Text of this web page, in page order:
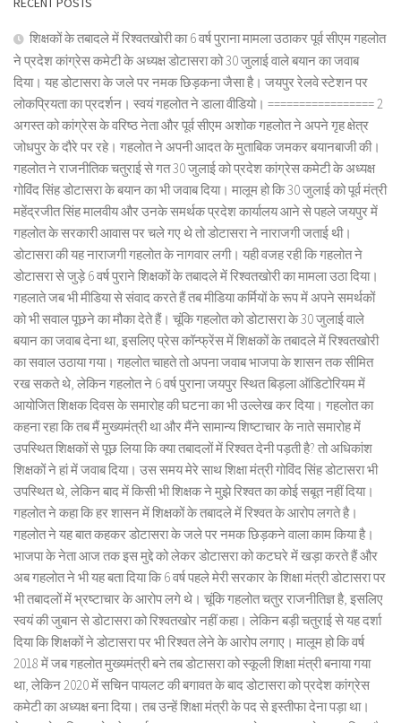
शिक्षकों के तबादले में रिश्वतखोरी का 6 वर्ष पुराना मामला उठाकर पूर्व सीएम गहलोत
ने प्रदेश कांग्रेस कमेटी के अध्यक्ष डोटासरा को 30 जुलाई वाले बयान का जवाब
दिया। यह डोटासरा के जले पर नमक छिड़कना जैसा है। जयपुर रेलवे स्टेशन पर
लोकप्रियता का प्रदर्शन। स्वयं गहलोत ने डाला वीडियो। ================= 2
अगस्त को कांग्रेस के वरिष्ठ नेता और पूर्व सीएम अशोक गहलोत ने अपने गृह क्षेत्र
जोधपुर के दौरे पर रहे। गहलोत ने अपनी आदत के मुताबिक जमकर बयानबाजी की।
गहलोत ने राजनीतिक चतुराई से गत 30 जुलाई को प्रदेश कांग्रेस कमेटी के अध्यक्ष
गोविंद सिंह डोटासरा के बयान का भी जवाब दिया। मालूम हो कि 30 जुलाई को पूर्व मंत्री
महेंद्रजीत सिंह मालवीय और उनके समर्थक प्रदेश कार्यालय आने से पहले जयपुर में
गहलोत के सरकारी आवास पर चले गए थे तो डोटासरा ने नाराजगी जताई थी।
डोटासरा की यह नाराजगी गहलोत के नागवार लगी। यही वजह रही कि गहलोत ने
डोटासरा से जुड़े 6 वर्ष पुराने शिक्षकों के तबादले में रिश्वतखोरी का मामला उठा दिया।
गहलाते जब भी मीडिया से संवाद करते हैं तब मीडिया कर्मियों के रूप में अपने समर्थकों
को भी सवाल पूछने का मौका देते हैं। चूंकि गहलोत को डोटासरा के 30 जुलाई वाले
बयान का जवाब देना था, इसलिए प्रेस कॉन्फ्रेंस में शिक्षकों के तबादले में रिश्वतखोरी
का सवाल उठाया गया। गहलोत चाहते तो अपना जवाब भाजपा के शासन तक सीमित
रख सकते थे, लेकिन गहलोत ने 6 वर्ष पुराना जयपुर स्थित बिड़ला ऑडिटोरियम में
आयोजित शिक्षक दिवस के समारोह की घटना का भी उल्लेख कर दिया। गहलोत का
कहना रहा कि तब मैं मुख्यमंत्री था और मैंने सामान्य शिष्टाचार के नाते समारोह में
उपस्थित शिक्षकों से पूछ लिया कि क्या तबादलों में रिश्वत देनी पड़ती है? तो अधिकांश
शिक्षकों ने हां में जवाब दिया। उस समय मेरे साथ शिक्षा मंत्री गोविंद सिंह डोटासरा भी
उपस्थित थे, लेकिन बाद में किसी भी शिक्षक ने मुझे रिश्वत का कोई सबूत नहीं दिया।
गहलोत ने कहा कि हर शासन में शिक्षकों के तबादले में रिश्वत के आरोप लगते है।
गहलोत ने यह बात कहकर डोटासरा के जले पर नमक छिड़कने वाला काम किया है।
भाजपा के नेता आज तक इस मुद्दे को लेकर डोटासरा को कटघरे में खड़ा करते हैं और
अब गहलोत ने भी यह बता दिया कि 6 वर्ष पहले मेरी सरकार के शिक्षा मंत्री डोटासरा पर
भी तबादलों में भ्रष्टाचार के आरोप लगे थे। चूंकि गहलोत चतुर राजनीतिज्ञ है, इसलिए
स्वयं की जुबान से डोटासरा को रिश्वतखोर नहीं कहा। लेकिन बड़ी चतुराई से यह दर्शा
दिया कि शिक्षकों ने डोटासरा पर भी रिश्वत लेने के आरोप लगाए। मालूम हो कि वर्ष
2018 में जब गहलोत मुख्यमंत्री बने तब डोटासरा को स्कूली शिक्षा मंत्री बनाया गया
था, लेकिन 2020 में सचिन पायलट की बगावत के बाद डोटासरा को प्रदेश कांग्रेस
कमेटी का अध्यक्ष बना दिया। तब उन्हें शिक्षा मंत्री के पद से इस्तीफा देना पड़ा था।